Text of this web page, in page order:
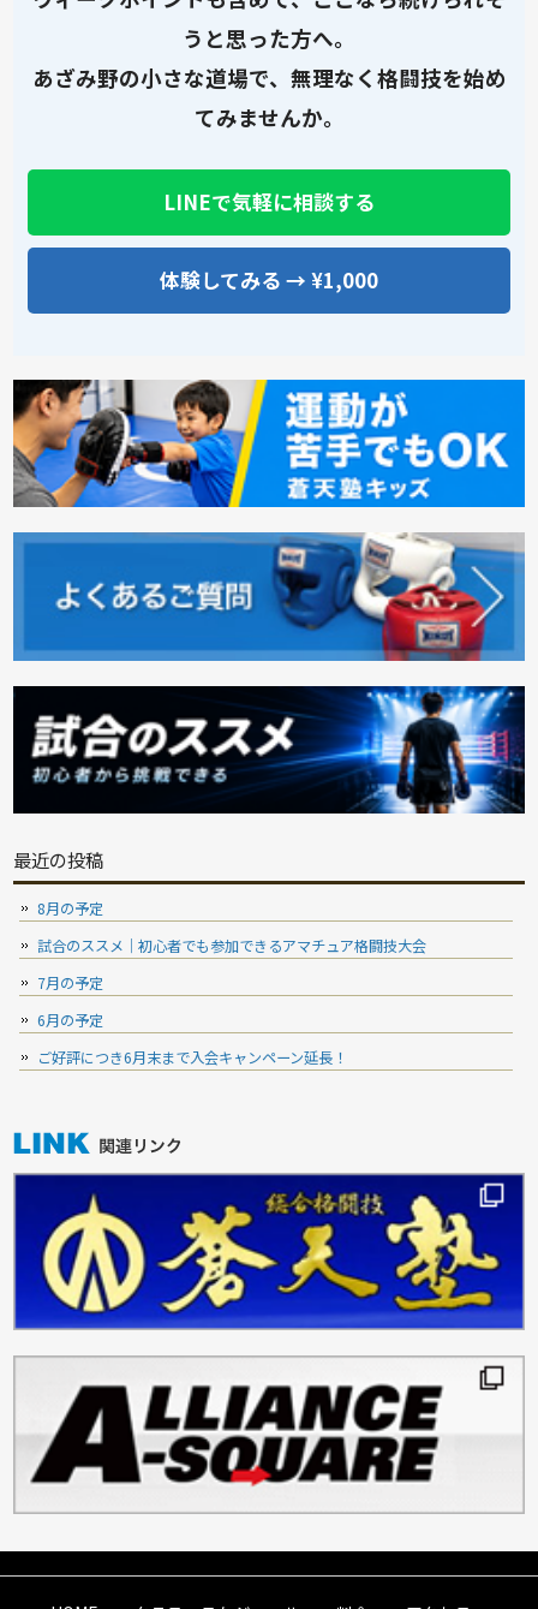
うと思った方へ。
あざみ野の小さな道場で、無理なく格闘技を始め
てみませんか。
LINEで気軽に相談する
体験してみる → ¥1,000
最近の投稿
8月の予定
試合のススメ｜初心者でも参加できるアマチュア格闘技大会
7月の予定
6月の予定
ご好評につき6月末まで入会キャンペーン延長！